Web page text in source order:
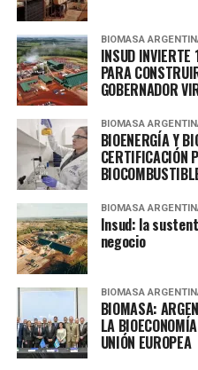
BIOMASA
INSUD INVIERTE
PARA
GOBERNADOR
BIOMASA
BIOENERGÍA Y
CERTIFICACIÓN
BIOMASA
Insud: la
negocio
BIOMASA
BIOMASA:
LA
UNIÓN EUROPEA